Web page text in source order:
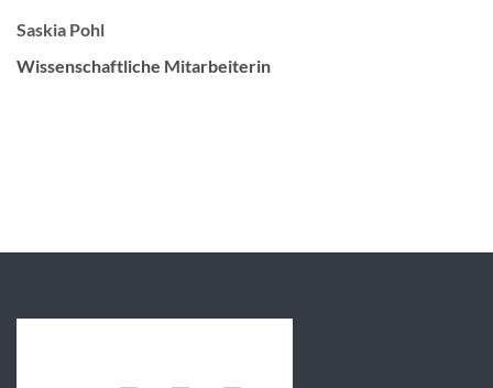
Saskia Pohl
Wissenschaftliche Mitarbeiterin